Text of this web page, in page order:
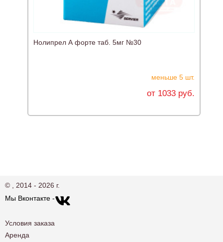
Нолипрел А форте таб. 5мг №30
меньше 5 шт.
от 1033 руб.
© , 2014 - 2026 г.
Мы Вконтакте -
Условия заказа
Аренда